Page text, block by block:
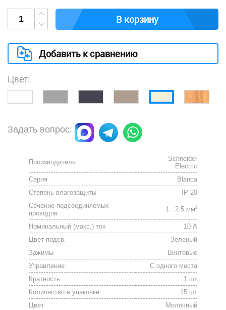
В корзину
Добавить к сравнению
Цвет:
Задать вопрос:
Производитель
Schneider
Electric
Серия
Blanca
Степень влагозащиты
IP 20
Сечение подсоединяемых
проводов
1...2.5 мм²
Номинальный (макс.) ток
10 А
Цвет подсв.
Зеленый
Зажимы
Винтовые
Управление
С одного места
Кратность
1 шт
Количество в упаковке
15 шт
Цвет
Молочный